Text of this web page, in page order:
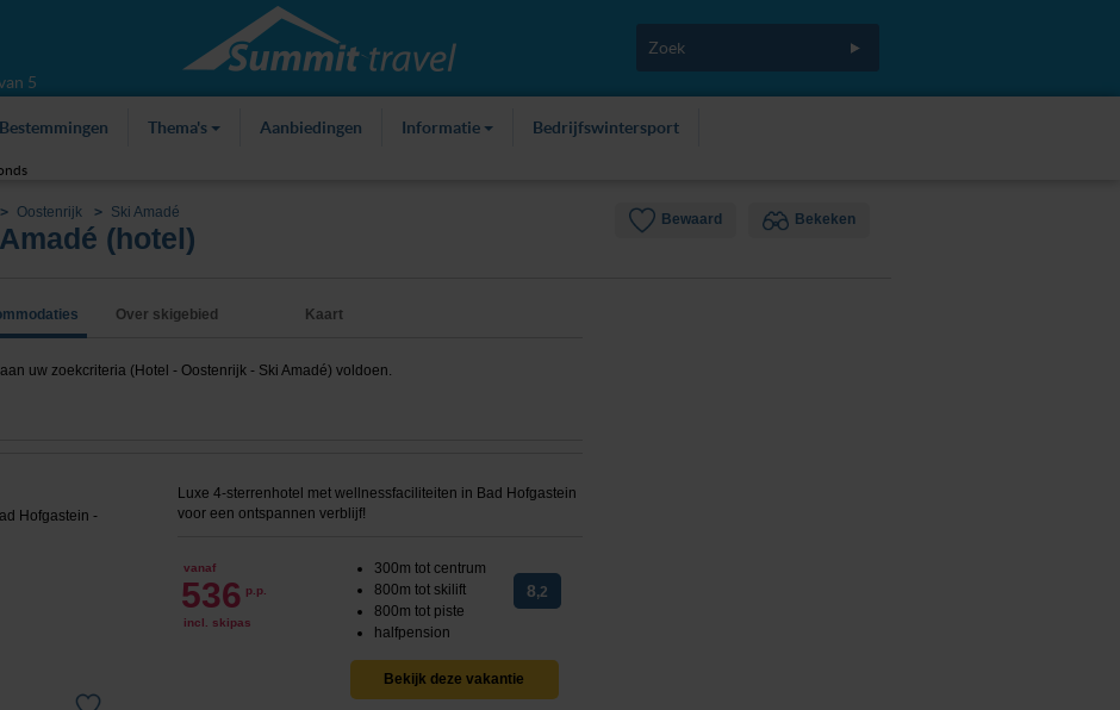
5
Bestemmingen Thema's Aanbiedingen Informatie Bedrijfswintersport
Bewaard Bekeken
Oostenrijk Ski Amadé
(hotel)
Over skigebied Kaart
uw zoekcriteria (Hotel - Oostenrijk - Ski Amadé) voldoen.
Luxe 4-sterrenhotel met wellnessfaciliteiten in Bad Hofgastein
voor een ontspannen verblijf!
vanaf
536 p.p.
incl. skipas
300m tot centrum
800m tot skilift
800m tot piste
halfpension
8,2
Bekijk deze vakantie